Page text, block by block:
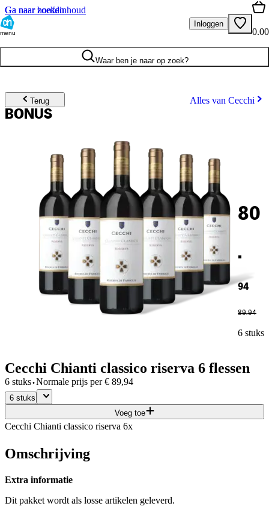
Ga naar hoofdinhoud
Ga naar zoeken
menu
Inloggen
0.00
Waar ben je naar op zoek?
Terug Alles van Cecchi
BONUS
80
.
94
89.94
6 stuks
Cecchi Chianti classico riserva 6 flessen
6 stuks·Normale prijs per € 89,94
6 stuks
Voeg toe
Cecchi Chianti classico riserva 6x
Omschrijving
Extra informatie
Dit pakket wordt als losse artikelen geleverd.